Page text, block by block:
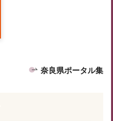
奈良県ポータル集